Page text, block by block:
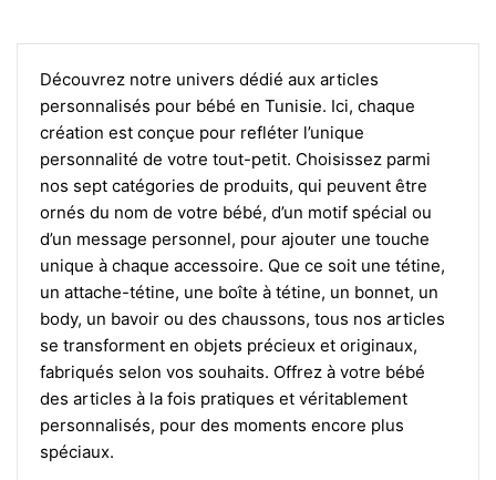
Découvrez notre univers dédié aux articles
personnalisés pour bébé en Tunisie. Ici, chaque
création est conçue pour refléter l’unique
personnalité de votre tout-petit. Choisissez parmi
nos sept catégories de produits, qui peuvent être
ornés du nom de votre bébé, d’un motif spécial ou
d’un message personnel, pour ajouter une touche
unique à chaque accessoire. Que ce soit une tétine,
un attache-tétine, une boîte à tétine, un bonnet, un
body, un bavoir ou des chaussons, tous nos articles
se transforment en objets précieux et originaux,
fabriqués selon vos souhaits. Offrez à votre bébé
des articles à la fois pratiques et véritablement
personnalisés, pour des moments encore plus
spéciaux.